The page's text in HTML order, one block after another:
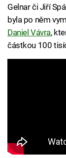
Gelnar či Jiří
byla po něm
Daniel Vávra,
částkou 100